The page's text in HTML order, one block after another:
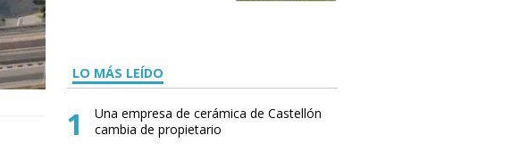
LO MÁS LEÍDO
1
Una empresa de cerámica de Castellón
cambia de propietario